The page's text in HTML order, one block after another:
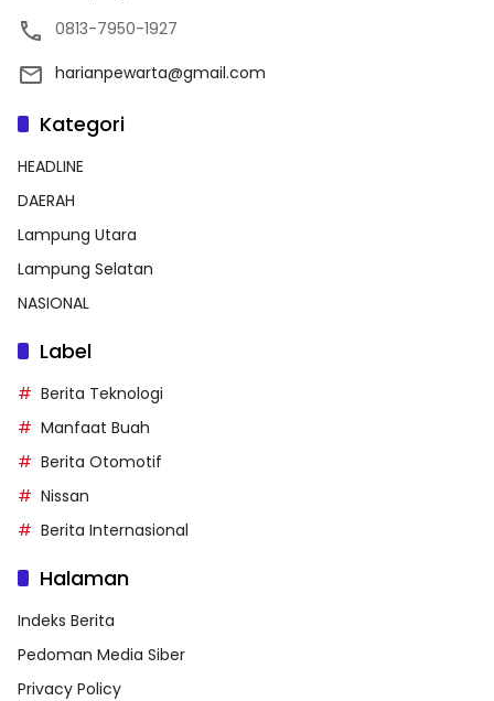
0813-7950-1927
harianpewarta@gmail.com
Kategori
HEADLINE
DAERAH
Lampung Utara
Lampung Selatan
NASIONAL
Label
Berita Teknologi
Manfaat Buah
Berita Otomotif
Nissan
Berita Internasional
Halaman
Indeks Berita
Pedoman Media Siber
Privacy Policy